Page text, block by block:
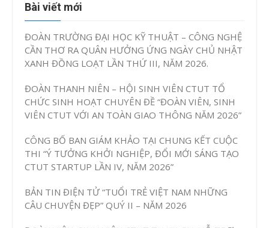
Bài viết mới
ĐOÀN TRƯỜNG ĐẠI HỌC KỸ THUẬT – CÔNG NGHỆ
CẦN THƠ RA QUÂN HƯỞNG ỨNG NGÀY CHỦ NHẬT
XANH ĐỒNG LOẠT LẦN THỨ III, NĂM 2026.
ĐOÀN THANH NIÊN – HỘI SINH VIÊN CTUT TỔ
CHỨC SINH HOẠT CHUYÊN ĐỀ “ĐOÀN VIÊN, SINH
VIÊN CTUT VỚI AN TOÀN GIAO THÔNG NĂM 2026”
CÔNG BỐ BAN GIÁM KHẢO TẠI CHUNG KẾT CUỘC
THI “Ý TƯỞNG KHỞI NGHIỆP, ĐỔI MỚI SÁNG TẠO
CTUT STARTUP LẦN IV, NĂM 2026”
BẢN TIN ĐIỆN TỬ “TUỔI TRẺ VIỆT NAM NHỮNG
CÂU CHUYỆN ĐẸP” QUÝ II – NĂM 2026